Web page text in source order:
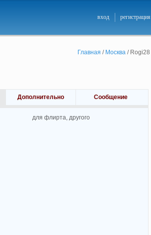
вход регистрация
Главная / Москва/ Rogi28
Дополнительно Сообщение
для флирта, другого